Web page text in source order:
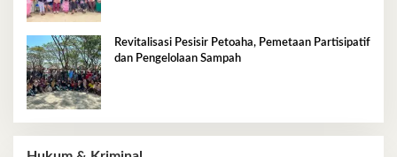
Revitalisasi Pesisir Petoaha, Pemetaan Partisipatif
dan Pengelolaan Sampah